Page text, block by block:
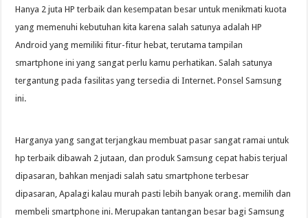
Hanya 2 juta HP terbaik dan kesempatan besar untuk menikmati kuota
yang memenuhi kebutuhan kita karena salah satunya adalah HP
Android yang memiliki fitur-fitur hebat, terutama tampilan
smartphone ini yang sangat perlu kamu perhatikan. Salah satunya
tergantung pada fasilitas yang tersedia di Internet. Ponsel Samsung
ini.
Harganya yang sangat terjangkau membuat pasar sangat ramai untuk
hp terbaik dibawah 2 jutaan, dan produk Samsung cepat habis terjual
dipasaran, bahkan menjadi salah satu smartphone terbesar
dipasaran, Apalagi kalau murah pasti lebih banyak orang. memilih dan
membeli smartphone ini. Merupakan tantangan besar bagi Samsung